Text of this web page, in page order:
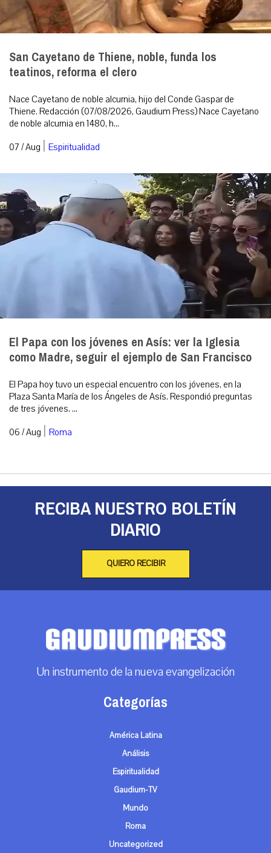
San Cayetano de Thiene, noble, funda los
teatinos, reforma el clero
Nace Cayetano de noble alcurnia, hijo del Conde Gaspar de
Thiene. Redacción (07/08/2026, Gaudium Press) Nace Cayetano
de noble alcurnia en 1480, h...
07 / Aug | Espiritualidad
El Papa con los jóvenes en Asís: ver la Iglesia
como Madre, seguir el ejemplo de San Francisco
El Papa hoy tuvo un especial encuentro con los jóvenes, en la
Plaza Santa María de los Ángeles de Asís. Respondió preguntas
de tres jóvenes. ...
06 / Aug | Roma
RECIBA NUESTRO BOLETÍN
DIARIO
QUIERO RECIBIR
Un instrumento de la nueva evangelización
Categorías
América Latina
Análisis
Espiritualidad
Gaudium-TV
Mundo
Roma
Uncategorized